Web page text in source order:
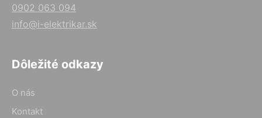
0902 063 094
info@i-elektrikar.sk
Dôležité odkazy
O nás
Kontakt